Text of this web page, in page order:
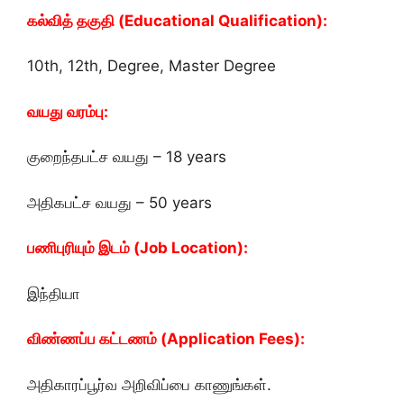
கல்வித் தகுதி (Educational Qualification):
10th, 12th, Degree, Master Degree
வயது வரம்பு:
குறைந்தபட்ச வயது – 18 years
அதிகபட்ச வயது – 50 years
பணிபுரியும் இடம் (Job Location):
இந்தியா
விண்ணப்ப கட்டணம் (Application Fees):
அதிகாரப்பூர்வ அறிவிப்பை காணுங்கள்.